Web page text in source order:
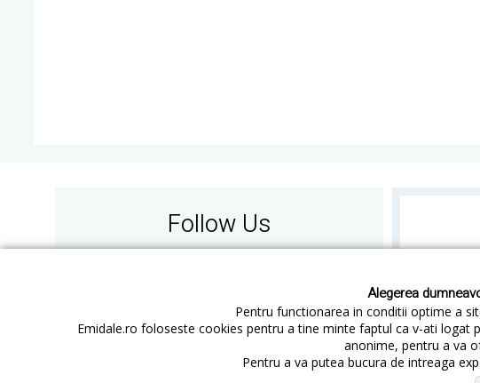
Alegerea
Pentru functionarea in conditii optime a
Emidale.ro foloseste cookies pentru a tine minte faptul ca v-ati
anonime, pentru a va
Pentru a va putea bucura de intreaga
Follow Us
Cum cumperi Cum platesc Cum livram